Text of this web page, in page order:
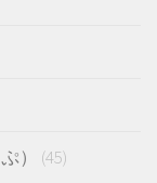
） (45)